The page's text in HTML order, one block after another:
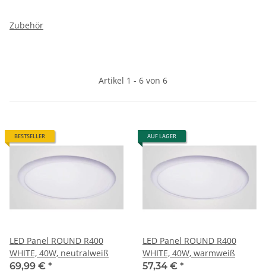
Zubehör
Artikel 1 - 6 von 6
BESTSELLER
LED Panel ROUND R400
WHITE, 40W, neutralweiß
69,99 € *
AUF LAGER
LED Panel ROUND R400
WHITE, 40W, warmweiß
57,34 € *